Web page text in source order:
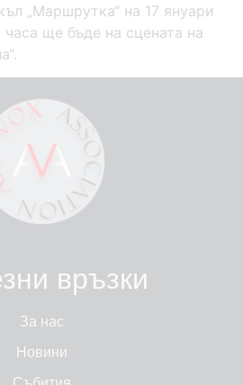
„Маршрутка“ на 17 януари
ще бъде на сцената на
връзки
За нас
Новини